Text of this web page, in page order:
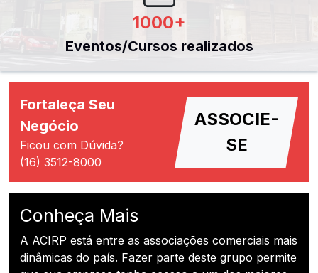
1000+
Eventos/Cursos realizados
Fortaleça Seu
Negócio
Ficou com Dúvida?
(16) 3512-8000
ASSOCIE-
SE
Conheça Mais
A ACIRP está entre as associações comerciais mais
dinâmicas do país. Fazer parte deste grupo permite